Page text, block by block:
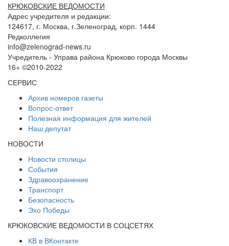
КРЮКОВСКИЕ ВЕДОМОСТИ
Адрес учредителя и редакции:
124617, г. Москва, г.Зеленоград, корп. 1444
Редколлегия
info@zelenograd-news.ru
Учредитель - Управа района Крюково города Москвы
16+ ©2010-2022
СЕРВИС
Архив номеров газеты
Вопрос-ответ
Полезная информация для жителей
Наш депутат
НОВОСТИ
Новости столицы
События
Здравоохранение
Транспорт
Безопасность
Эхо Победы
КРЮКОВСКИЕ ВЕДОМОСТИ В СОЦСЕТЯХ
КВ в ВКонтакте